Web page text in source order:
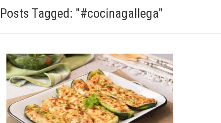
Posts Tagged: "#cocinagallega"